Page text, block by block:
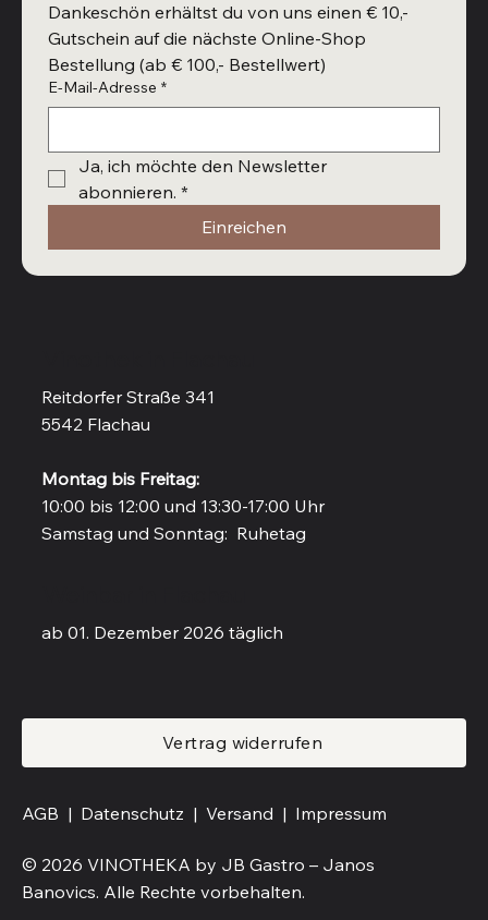
Reitdorfer Straße 341
5542 Flachau
Montag bis Freitag:
10:00 bis 12:00 und 13:30-17:00 Uhr
Samstag und Sonntag: Ruhetag
ab 01. Dezember 2026 täglich
Dankeschön erhältst du von uns einen € 10,-
Gutschein auf die nächste Online-Shop
Bestellung (ab € 100,- Bestellwert)
E-Mail-Adresse *
Ja, ich möchte den Newsletter
abonnieren. *
Einreichen
© 2026 VINOTHEKA by JB Gastro – Janos
Banovics. Alle Rechte vorbehalten.
AGB | Datenschutz | Versand | Impressum
Vertrag widerrufen